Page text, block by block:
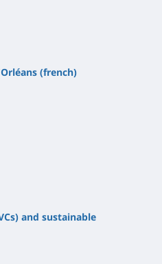
(french)
and sustainable